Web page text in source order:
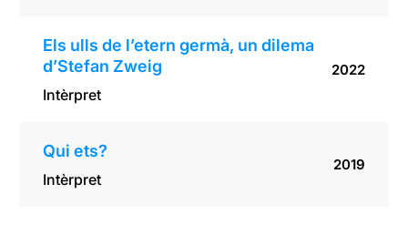
Els ulls de l’etern germà, un dilema
d’Stefan Zweig
Intèrpret
2022
Qui ets?
Intèrpret
2019